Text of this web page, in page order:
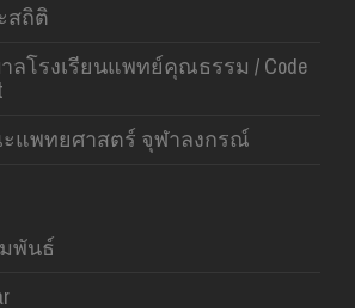
สถิติ
ลโรงเรียนแพทย์คุณธรรม / Code
แพทยศาสตร์ จุฬาลงกรณ์
พันธ์